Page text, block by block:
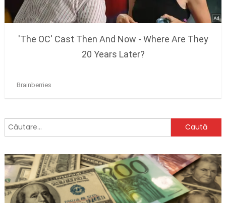
Caută
după: